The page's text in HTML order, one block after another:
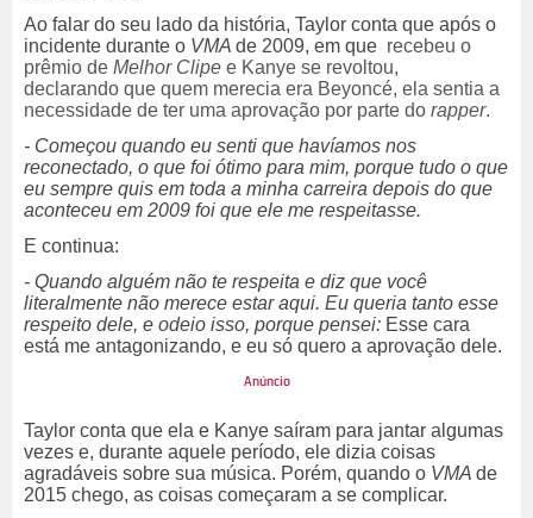
Ao falar do seu lado da história, Taylor conta que após o
incidente durante o VMA de 2009, em que recebeu o
prêmio de Melhor Clipe e Kanye se revoltou,
declarando que quem merecia era Beyoncé, ela sentia a
necessidade de ter uma aprovação por parte do rapper.
- Começou quando eu senti que havíamos nos
reconectado, o que foi ótimo para mim, porque tudo o que
eu sempre quis em toda a minha carreira depois do que
aconteceu em 2009 foi que ele me respeitasse.
E continua:
- Quando alguém não te respeita e diz que você
literalmente não merece estar aqui. Eu queria tanto esse
respeito dele, e odeio isso, porque pensei: Esse cara
está me antagonizando, e eu só quero a aprovação dele.
Taylor conta que ela e Kanye saíram para jantar algumas
vezes e, durante aquele período, ele dizia coisas
agradáveis sobre sua música. Porém, quando o VMA de
2015 chego, as coisas começaram a se complicar.